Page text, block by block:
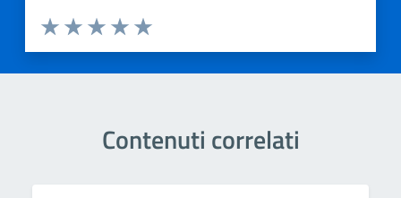
Valuta 5 stelle su 5
Valuta 4 stelle su 5
Valuta 3 stelle su 5
Valuta 2 stelle su 5
Valuta 1 stelle su 5
Contenuti correlati